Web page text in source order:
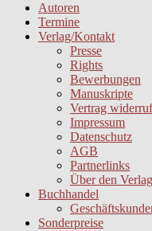
Autoren
Termine
Verlag/Kontakt
Presse
Rights
Bewerbungen
Manuskripte
Vertrag
Impressum
Datenschutz
AGB
Partnerlinks
Über den Verlag
Buchhandel
Sonderpreise